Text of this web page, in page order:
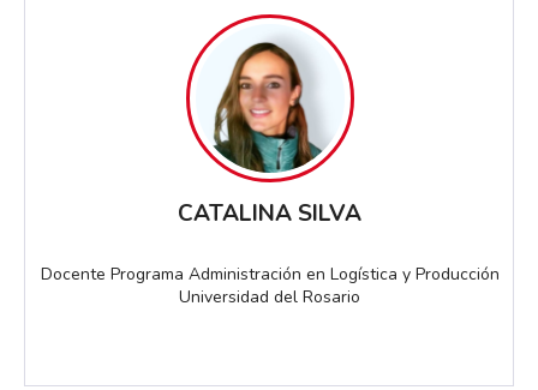
CATALINA SILVA
Docente Programa Administración en Logística y Producción
Universidad del Rosario